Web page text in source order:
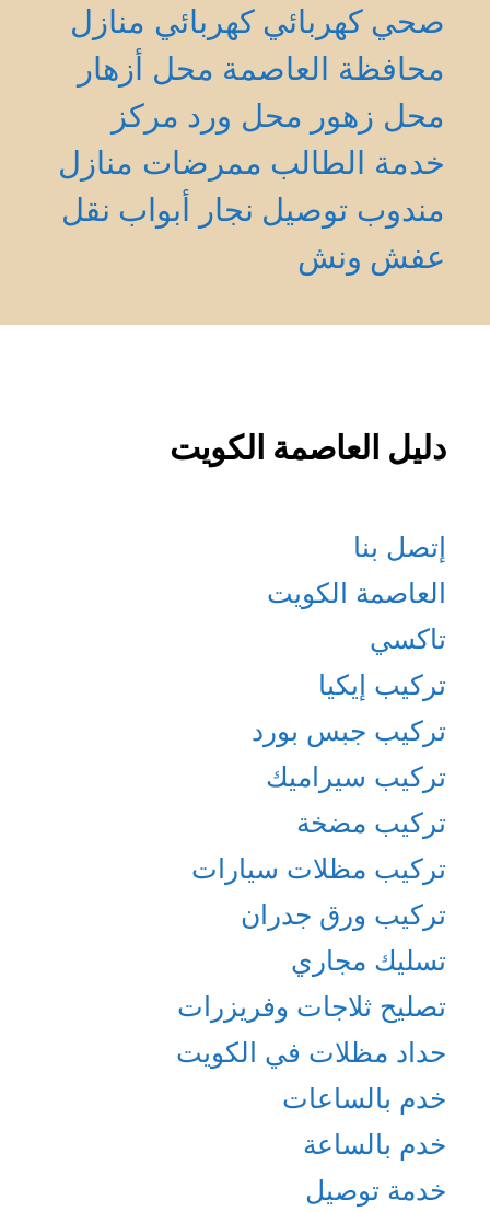
صحي كهربائي كهربائي منازل
محافظة العاصمة محل أزهار
محل زهور محل ورد مركز
خدمة الطالب ممرضات منازل
مندوب توصيل نجار أبواب نقل
عفش ونش
دليل العاصمة الكويت
إتصل بنا
العاصمة الكويت
تاكسي
تركيب إيكيا
تركيب جبس بورد
تركيب سيراميك
تركيب مضخة
تركيب مظلات سيارات
تركيب ورق جدران
تسليك مجاري
تصليح ثلاجات وفريزرات
حداد مظلات في الكويت
خدم بالساعات
خدم بالساعة
خدمة توصيل